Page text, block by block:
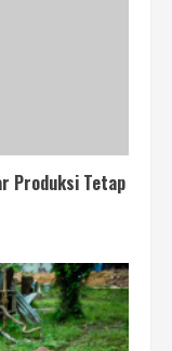
Produksi Tetap